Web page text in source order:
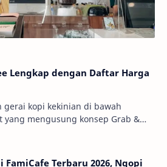
Lengkap dengan Daftar Harga
gerai kopi kekinian di bawah
yang mengusung konsep Grab &
Terbaru 2026, Ngopi